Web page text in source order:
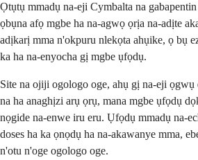
Ọtụtụ mmadụ na-eji Cymbalta na
ọbụna afọ mgbe ha na-agwọ ọrịa na-adịte
adịkarị mma n'okpuru nlekọta ahụike, ọ bụ
ka ha na-enyocha gị mgbe ụfọdụ.
Site na ojiji ogologo oge, ahụ gị na-eji ọgwụ
na ha anaghịzi arụ ọrụ, mana mgbe ụfọdụ
nọgide na-enwe iru eru. Ụfọdụ mmadụ na-
doses ha ka ọnọdụ ha na-akawanye mma,
n'otu n'oge ogologo oge.